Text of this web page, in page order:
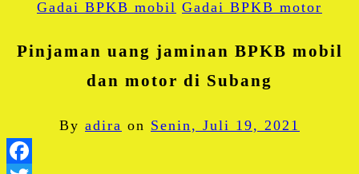
Gadai BPKB mobil Gadai BPKB motor
Pinjaman uang jaminan BPKB mobil
dan motor di Subang
By adira on Senin, Juli 19, 2021